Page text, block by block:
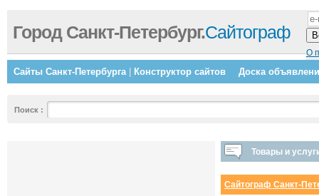
О
Город Санкт-Петербург.Сайтограф
Сайты Санкт-Петербурга| Конструктор сайтов Доска
Поиск :
Товары и
Сайтограф Санкт-